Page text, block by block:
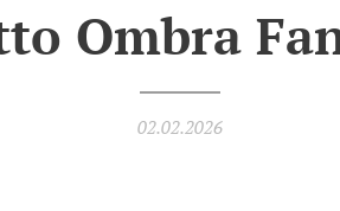
Ombra
02.02.2026